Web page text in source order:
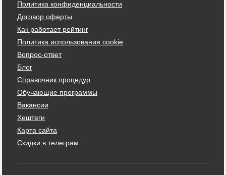
Политика конфиденциальности
Договор оферты
Как работает рейтинг
Политика использования cookie
Вопрос-ответ
Блог
Справочник процедур
Обучающие программы
Вакансии
Хештеги
Карта сайта
Скидки в телеграм